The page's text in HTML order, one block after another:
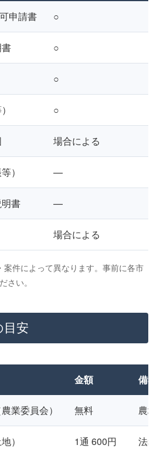
申請書 ○
○
○
○
場合による
） —
書 —
場合による
件によって異なります。事前に各市
さい。
目安
金額 備考
業委員会） 無料 農
） 1通 600円 法務